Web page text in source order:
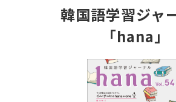
韓国語学習ジャ
「hana」